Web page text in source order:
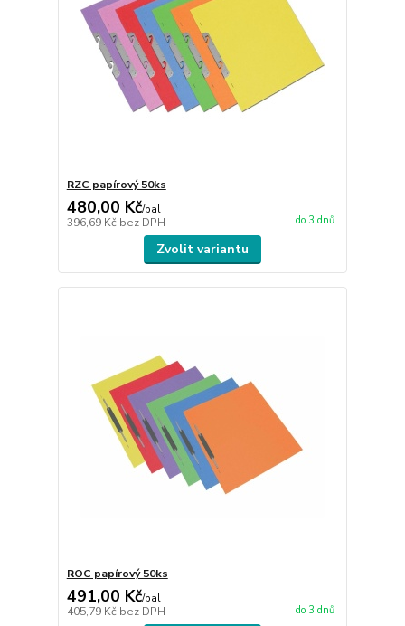
RZC papírový 50ks
480,00 Kč/bal
396,69 Kč bez DPH do 3 dnů
Zvolit variantu
ROC papírový 50ks
491,00 Kč/bal
405,79 Kč bez DPH do 3 dnů